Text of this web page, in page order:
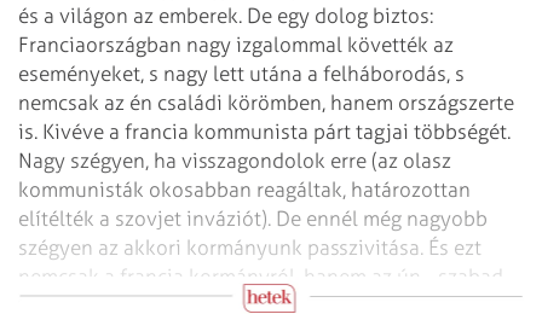
és a világon az emberek. De egy dolog biztos:
Franciaországban nagy izgalommal követték az
eseményeket, s nagy lett utána a felháborodás, s
nemcsak az én családi körömben, hanem országszerte
is. Kivéve a francia kommunista párt tagjai többségét.
Nagy szégyen, ha visszagondolok erre (az olasz
kommunisták okosabban reagáltak, határozottan
elítélték a szovjet inváziót). De ennél még nagyobb
szégyen az akkori kormányunk passzivitása. És ezt
nemcsak a francia kormányról, hanem az ún. „szabad
világ” összes kormányáról is elmondhatjuk.